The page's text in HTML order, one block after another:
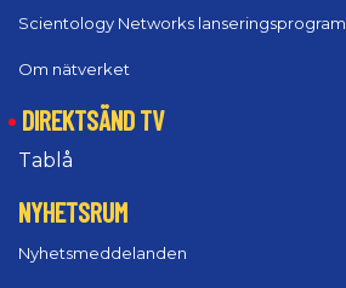
Scientology Networks lanseringsprogram
Om nätverket
DIREKTSÄND TV
Tablå
NYHETSRUM
Nyhetsmeddelanden